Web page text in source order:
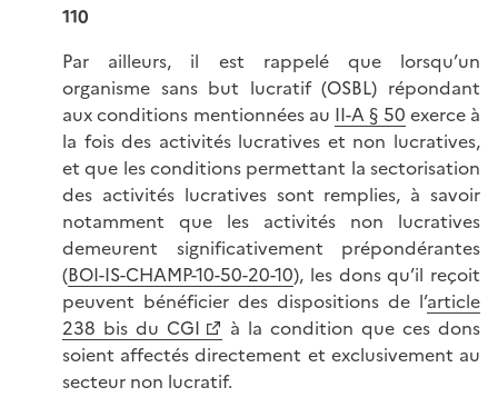
110
Par ailleurs, il est rappelé que lorsqu’un
organisme sans but lucratif (OSBL) répondant
aux conditions mentionnées au II-A § 50 exerce à
la fois des activités lucratives et non lucratives,
et que les conditions permettant la sectorisation
des activités lucratives sont remplies, à savoir
notamment que les activités non lucratives
demeurent significativement prépondérantes
(BOI-IS-CHAMP-10-50-20-10), les dons qu’il reçoit
peuvent bénéficier des dispositions de l’article
238 bis du CGI
à la condition que ces dons
soient affectés directement et exclusivement au
secteur non lucratif.